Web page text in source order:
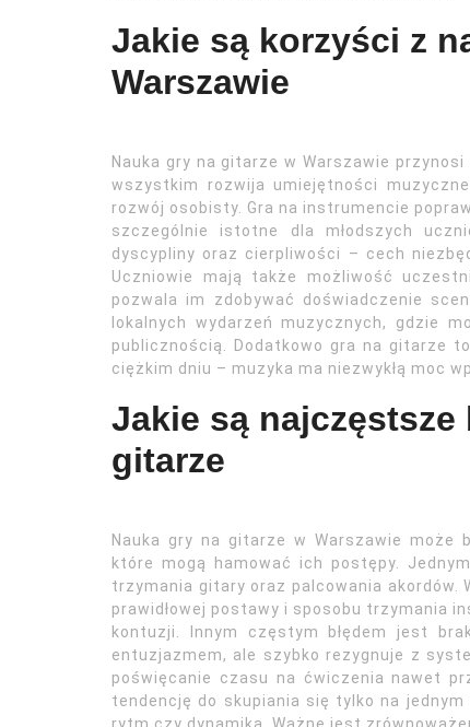
Jakie są korzyści z
Warszawie
Nauka gry na gitarze w Warszawie
wszystkim rozwija umiejętności
rozwój osobisty. Gra na instrumencie
szczególnie istotne dla młodszych
dyscypliny oraz cierpliwości – cech
Uczniowie mają także możliwość
pozwala im zdobywać doświadczenie
lokalnych wydarzeń muzycznych, gdzie
publicznością. Dodatkowo gra na gitarze
ciężkim dniu – muzyka ma niezwykłą moc
Jakie są najczęstsze
gitarze
Nauka gry na gitarze w Warszawie może
które mogą hamować ich postępy.
trzymania gitary oraz palcowania akordów.
prawidłowej postawy i sposobu trzymania
kontuzji. Innym częstym błędem jest
entuzjazmem, ale szybko rezygnuje z
poświęcanie czasu na ćwiczenia nawet
tendencję do skupiania się tylko na